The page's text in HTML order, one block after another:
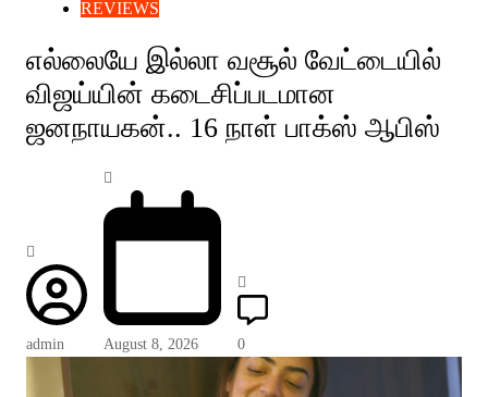
REVIEWS
எல்லையே இல்லா வசூல் வேட்டையில்
விஜய்யின் கடைசிப்படமான
ஜனநாயகன்.. 16 நாள் பாக்ஸ் ஆபிஸ்
admin August 8, 2026 0